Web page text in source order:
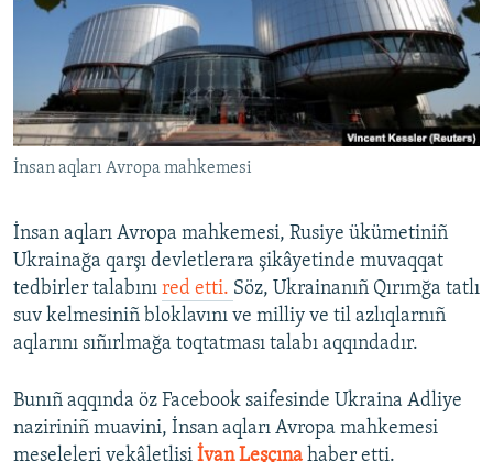
Русский
Українською
QOŞULIÑIZ!
RFE/RS bütün saytları
İnsan aqları Avropa mahkemesi
İnsan aqları Avropa mahkemesi, Rusiye ükümetiniñ
Ukrainağa qarşı devletlerara şikâyetinde muvaqqat
tedbirler talabını red etti. Söz, Ukrainanıñ Qırımğa tatlı
suv kelmesiniñ bloklavını ve milliy ve til azlıqlarnıñ
aqlarını sıñırlmağa toqtatması talabı aqqındadır.
Bunıñ aqqında öz Facebook saifesinde Ukraina Adliye
naziriniñ muavini, İnsan aqları Avropa mahkemesi
meseleleri vekâletlisi İvan Leşçına haber etti.